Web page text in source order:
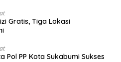
Gratis, Tiga Lokasi
Pol PP Kota Sukabumi Sukses